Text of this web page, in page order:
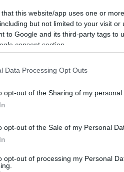
that this website/app uses one or
but not limited to your visit
to Google and its third-party tags to
consent section.
Data Processing Opt Outs
opt-out of the Sharing of my personal
opt-out of the Sale of my Personal
opt-out of processing my Personal
várjuk az
valaha is tombolt
bulikat, az
és elhivatottságát,
kulturális életre.